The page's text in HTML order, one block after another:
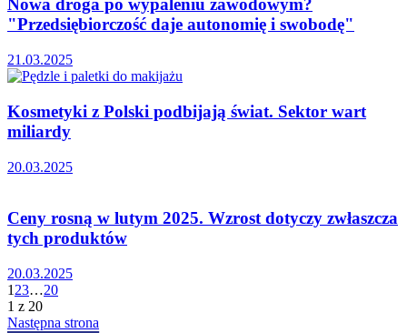
Nowa droga po wypaleniu zawodowym?
"Przedsiębiorczość daje autonomię i swobodę"
21.03.2025
Kosmetyki z Polski podbijają świat. Sektor wart
miliardy
20.03.2025
Ceny rosną w lutym 2025. Wzrost dotyczy zwłaszcza
tych produktów
20.03.2025
1 23…20
1 z 20
Następna strona